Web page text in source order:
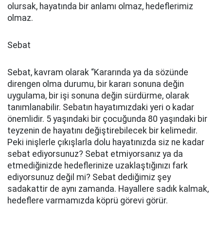
olursak, hayatında bir anlamı olmaz, hedeflerimiz
olmaz.
Sebat
Sebat, kavram olarak “Kararında ya da sözünde
direngen olma durumu, bir kararı sonuna değin
uygulama, bir işi sonuna değin sürdürme, olarak
tanımlanabilir. Sebatın hayatımızdaki yeri o kadar
önemlidir. 5 yaşındaki bir çocuğunda 80 yaşındaki bir
teyzenin de hayatını değiştirebilecek bir kelimedir.
Peki inişlerle çıkışlarla dolu hayatınızda siz ne kadar
sebat ediyorsunuz? Sebat etmiyorsanız ya da
etmediğinizde hedeflerinize uzaklaştığınızı fark
ediyorsunuz değil mi? Sebat dediğimiz şey
sadakattir de aynı zamanda. Hayallere sadık kalmak,
hedeflere varmamızda köprü görevi görür.